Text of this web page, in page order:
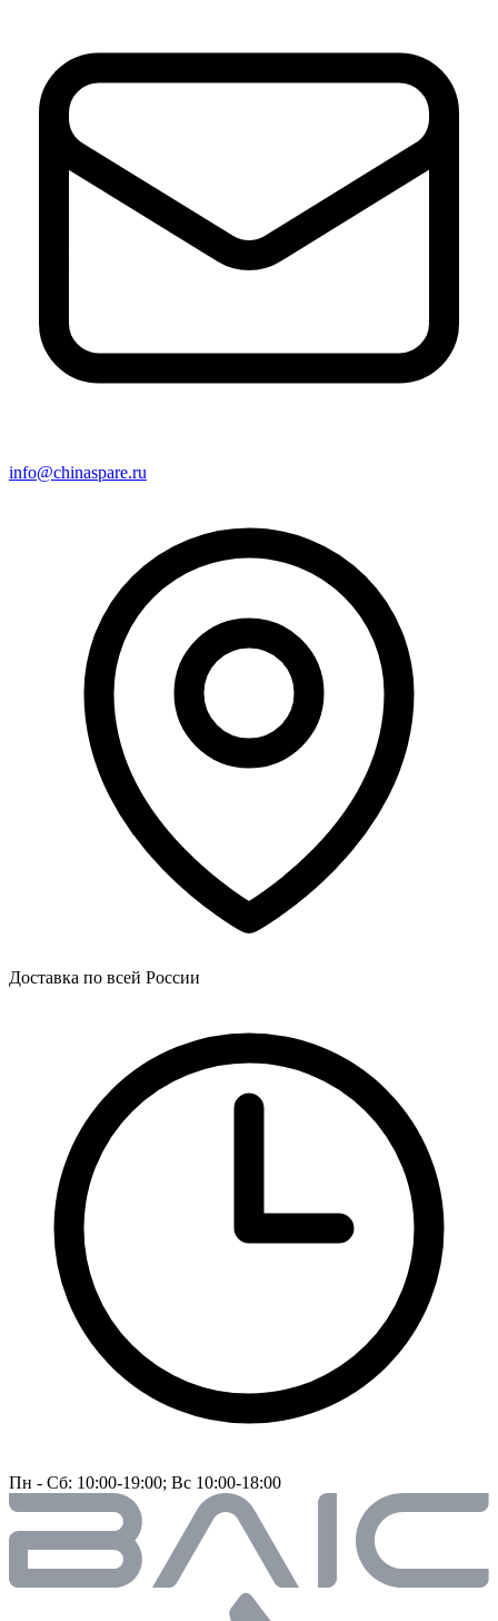
info@chinaspare.ru
Доставка по всей России
Пн - Сб: 10:00-19:00; Вс 10:00-18:00